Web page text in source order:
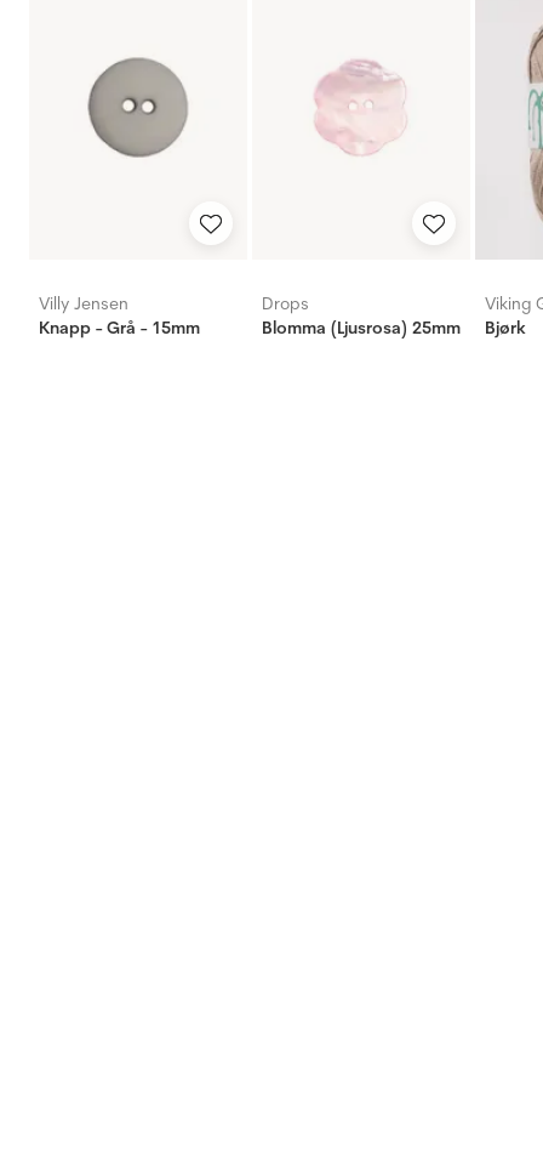
Villy Jensen
Knapp - Grå - 15mm
Drops
Blomma (Ljusrosa) 25mm
Viking
Bjørk